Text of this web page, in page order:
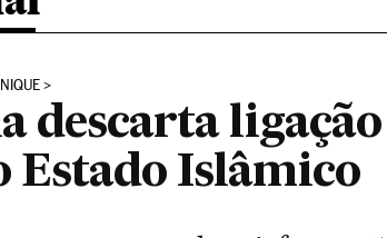
descarta
Estado Islâmico